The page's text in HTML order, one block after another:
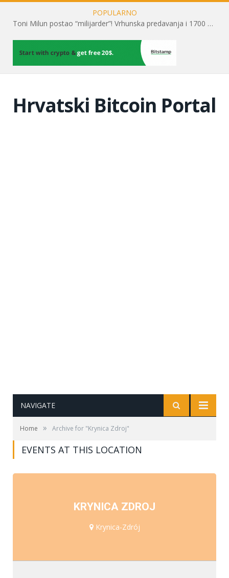
POPULARNO
Toni Milun postao “milijarder”! Vrhunska predavanja i 1700 posjetitelja obilježili su mjesec financijske pismenosti
Hrvatski Bitcoin Portal
NAVIGATE
Home » Archive for "Krynica Zdroj"
EVENTS AT THIS LOCATION
KRYNICA ZDROJ
Krynica-Zdrój